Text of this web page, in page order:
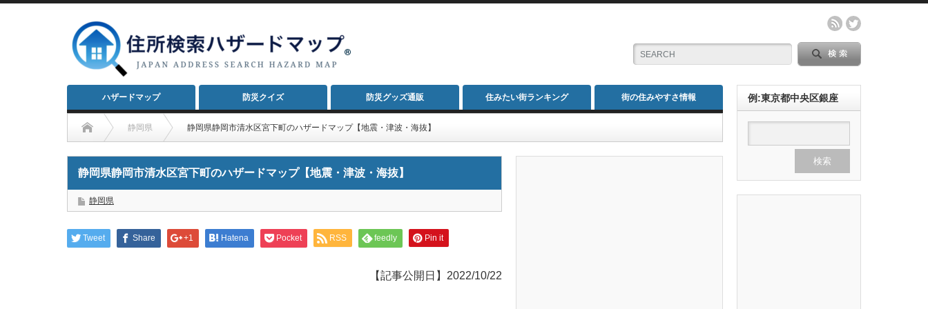
ハザードマップ 防災クイズ 防災グッズ通販 住みたい街ランキング 街の住みやすさ情報
静岡県 静岡県静岡市清水区宮下町のハザードマップ【地震・津波・海抜】
静岡県静岡市清水区宮下町のハザードマップ【地震・津波・海抜】
静岡県
Tweet Share +1 Hatena Pocket RSS feedly Pin it
【記事公開日】2022/10/22
例:東京都中央区銀座